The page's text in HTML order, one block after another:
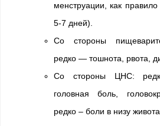
менструации, как
5-7 дней).
Со стороны
редко — тошнота, рвота,
Со стороны ЦНС:
головная боль,
редко – боли в низу живота.